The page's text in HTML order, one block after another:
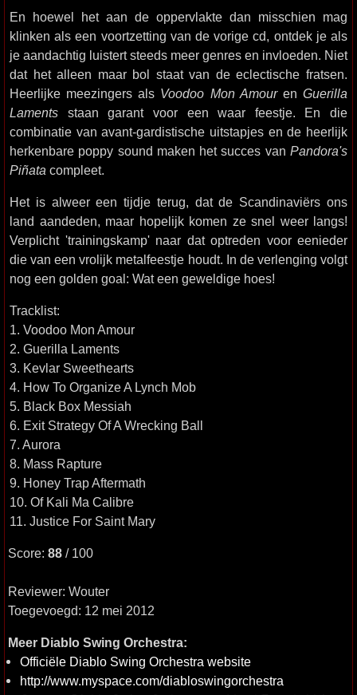
En hoewel het aan de oppervlakte dan misschien mag
klinken als een voortzetting van de vorige cd, ontdek je als
je aandachtig luistert steeds meer genres en invloeden. Niet
dat het alleen maar bol staat van de eclectische fratsen.
Heerlijke meezingers als Voodoo Mon AmourenGuerilla
Laments staan garant voor een waar feestje. En die
combinatie van avant-gardistische uitstapjes en de heerlijk
herkenbare poppy sound maken het succes van Pandora's
Piñata compleet.
Het is alweer een tijdje terug, dat de Scandinaviërs ons
land aandeden, maar hopelijk komen ze snel weer langs!
Verplicht 'trainingskamp' naar dat optreden voor eenieder
die van een vrolijk metalfeestje houdt. In de verlenging volgt
nog een golden goal: Wat een geweldige hoes!
Tracklist:
1. Voodoo Mon Amour
2. Guerilla Laments
3. Kevlar Sweethearts
4. How To Organize A Lynch Mob
5. Black Box Messiah
6. Exit Strategy Of A Wrecking Ball
7. Aurora
8. Mass Rapture
9. Honey Trap Aftermath
10. Of Kali Ma Calibre
11. Justice For Saint Mary
Score: 88 / 100
Reviewer: Wouter
Toegevoegd: 12 mei 2012
Meer Diablo Swing Orchestra:
Officiële Diablo Swing Orchestra website
http://www.myspace.com/diabloswingorchestra